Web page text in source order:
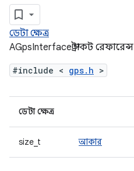
ডেটা ক্ষেত্র
AGpsInterface স্ট্রাকট রেফারেন্স
#include < gps.h >
ডেটা ক্ষেত্র
size_t আকার